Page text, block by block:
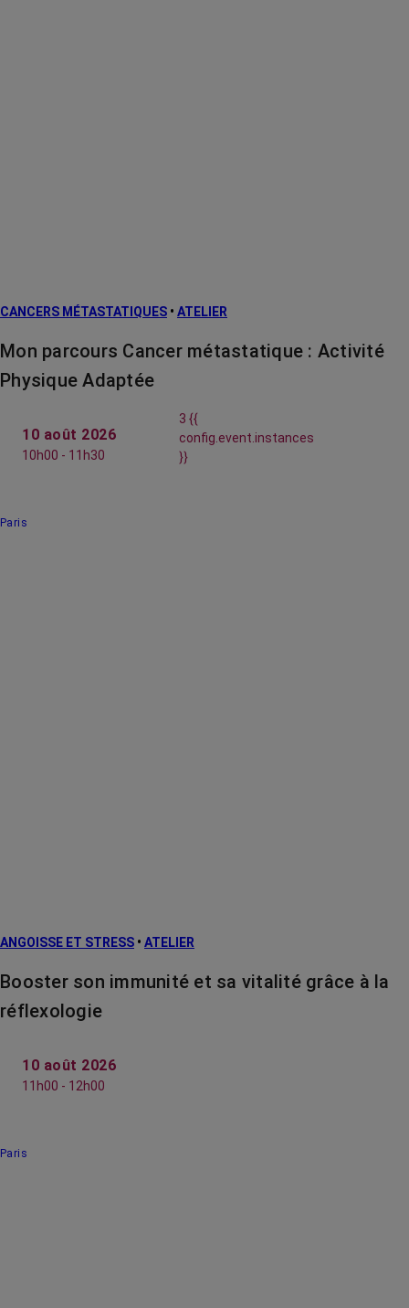
CANCERS MÉTASTATIQUES • ATELIER
Mon parcours Cancer métastatique : Activité
Physique Adaptée
10 août 2026
10h00 - 11h30
3 {{
config.event.instances
}}
Paris
ANGOISSE ET STRESS • ATELIER
Booster son immunité et sa vitalité grâce à la
réflexologie
10 août 2026
11h00 - 12h00
Paris